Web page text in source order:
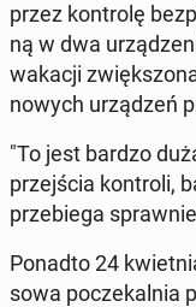
przez kon­tro­lę
ną w dwa
wakacji
nowych urzą­dzeń
"To jest bardzo
przej­ścia kon­tro­li,
prze­bie­ga
Ponadto 24
so­wa po­cze­kal­nia